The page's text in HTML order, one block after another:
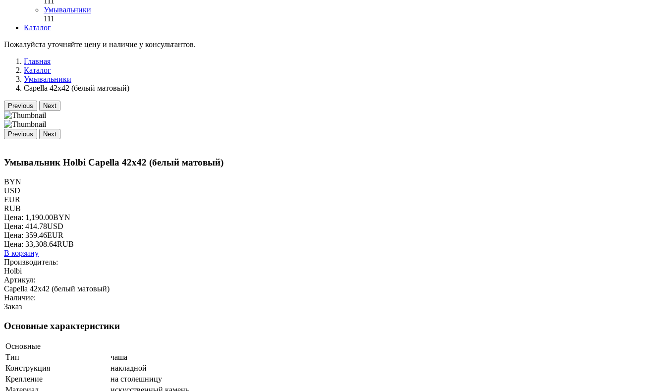
Умывальники
111
Каталог
Пожалуйста уточняйте цену и наличие у консультантов.
Главная
Каталог
Умывальники
Capella 42x42 (белый матовый)
Previous Next
Previous Next
Умывальник Holbi Capella 42x42 (белый матовый)
BYN
USD
EUR
RUB
Цена: 1,190.00BYN
Цена: 414.78USD
Цена: 359.46EUR
Цена: 33,308.64RUB
В корзину
Производитель:
Holbi
Артикул:
Capella 42x42 (белый матовый)
Наличие:
Заказ
Основные характеристики
Основные
Тип
чаша
Конструкция
накладной
Крепление
на столешницу